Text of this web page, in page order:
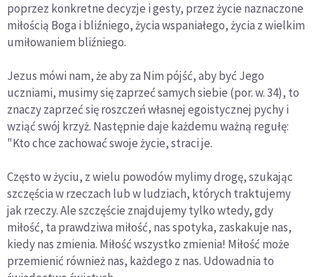
poprzez konkretne decyzje i gesty, przez życie naznaczone
miłością Boga i bliźniego, życia wspaniałego, życia z wielkim
umiłowaniem bliźniego.
Jezus mówi nam, że aby za Nim pójść, aby być Jego
uczniami, musimy się zaprzeć samych siebie (por. w. 34), to
znaczy zaprzeć się roszczeń własnej egoistycznej pychy i
wziąć swój krzyż. Następnie daje każdemu ważną regułę:
"Kto chce zachować swoje życie, straci je.
Często w życiu, z wielu powodów mylimy drogę, szukając
szczęścia w rzeczach lub w ludziach, których traktujemy
jak rzeczy. Ale szczęście znajdujemy tylko wtedy, gdy
miłość, ta prawdziwa miłość, nas spotyka, zaskakuje nas,
kiedy nas zmienia. Miłość wszystko zmienia! Miłość może
przemienić również nas, każdego z nas. Udowadnia to